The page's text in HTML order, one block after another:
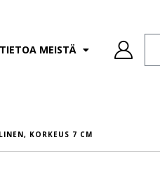
TIETOA MEISTÄ
KORKEUS 7 CM